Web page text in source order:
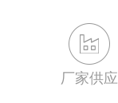
厂家供应